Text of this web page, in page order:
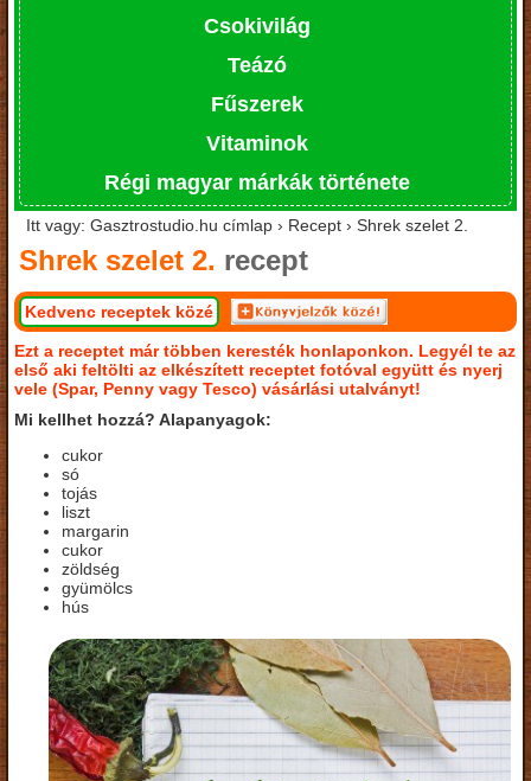
Csokivilág
Teázó
Fűszerek
Vitaminok
Régi magyar márkák története
Itt vagy: Gasztrostudio.hu címlap › Recept › Shrek szelet 2.
Shrek szelet 2. recept
Kedvenc receptek közé
Ezt a receptet már többen keresték honlaponkon. Legyél te az
első aki feltölti az elkészített receptet fotóval együtt és nyerj
vele (Spar, Penny vagy Tesco) vásárlási utalványt!
Mi kellhet hozzá? Alapanyagok:
cukor
só
tojás
liszt
margarin
cukor
zöldség
gyümölcs
hús